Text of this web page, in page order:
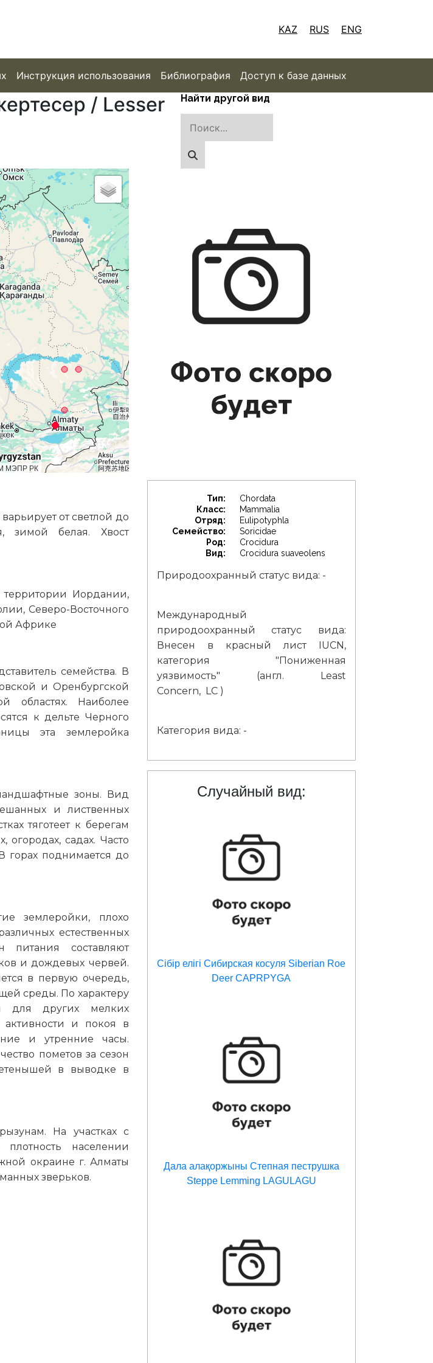
KAZ RUS ENG
Инструкция использования Библиография Доступ к базе данных
/ Lesser
Найти другой вид
МЭПР РК
от светлой до
зимой белая. Хвост
Иордании,
Северо-Восточного
Африке
семейства. В
и Оренбургской
областях. Наиболее
к дельте Черного
эта землеройка
зоны. Вид
и лиственных
тяготеет к берегам
огородах, садах. Часто
горах поднимается до
землеройки, плохо
естественных
питания составляют
и дождевых червей.
в первую очередь,
среды. По характеру
для других мелких
активности и покоя в
и утренние часы.
пометов за сезон
в выводке в
На участках с
населении
окраине г. Алматы
зверьков.
Тип:
Chordata
Класс:
Mammalia
Отряд:
Eulipotyphla
Семейство:
Soricidae
Род:
Crocidura
Вид:
Crocidura suaveolens
Природоохранный статус вида: -
Международный
природоохранный статус вида:
Внесен в красный лист IUCN,
категория "Пониженная
уязвимость" (англ. Least
Concern, LC )
Категория вида: -
Случайный вид:
Сібір елігі Сибирская косуля Siberian Roe
Deer CAPRPYGA
Дала алақоржыны Степная пеструшка
Steppe Lemming LAGULAGU